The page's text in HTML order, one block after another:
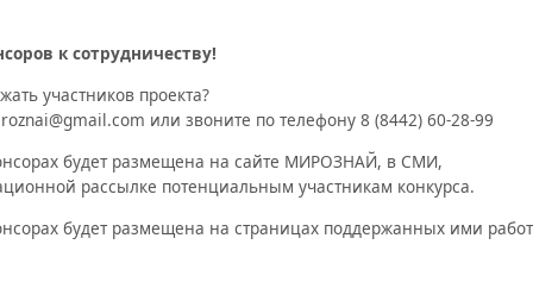
к сотрудничеству!
участников проекта?
или звоните по телефону 8 (8442) 60-28-99
будет размещена на сайте МИРОЗНАЙ, в СМИ,
рассылке потенциальным участникам конкурса.
будет размещена на страницах поддержанных ими